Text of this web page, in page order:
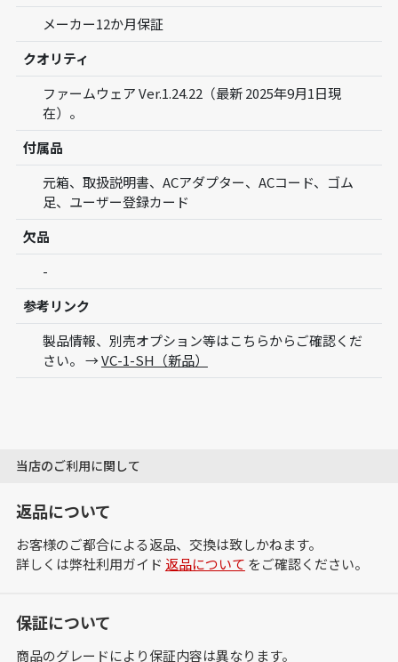
メーカー12か月保証
クオリティ
ファームウェア Ver.1.24.22（最新 2025年9月1日現
在）。
付属品
元箱、取扱説明書、ACアダプター、ACコード、ゴム
足、ユーザー登録カード
欠品
-
参考リンク
製品情報、別売オプション等はこちらからご確認くだ
さい。 →VC-1-SH（新品）
当店のご利用に関して
返品について
お客様のご都合による返品、交換は致しかねます。
詳しくは弊社利用ガイド 返品について をご確認ください。
保証について
商品のグレードにより保証内容は異なります。